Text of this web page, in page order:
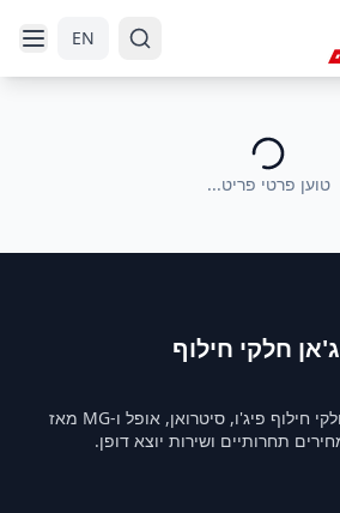
EN
טוען פרטי פריט...
ג'אן חלקי חילוף
השותף המהימן שלכם לחלקי חילוף פיג'ו, סיטרואן, אופל ו-MG מאז